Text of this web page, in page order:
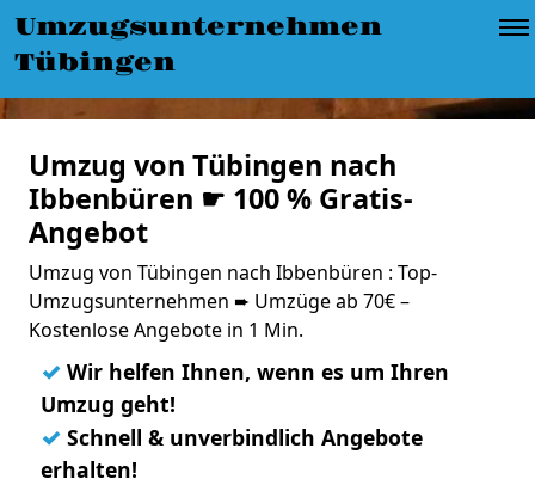
Umzugsunternehmen
Tübingen
Umzug von Tübingen nach
Ibbenbüren ☛ 100 % Gratis-
Angebot
Umzug von Tübingen nach Ibbenbüren : Top-
Umzugsunternehmen ➨ Umzüge ab 70€ –
Kostenlose Angebote in 1 Min.
✓ Wir helfen Ihnen, wenn es um Ihren
Umzug geht!
✓ Schnell & unverbindlich Angebote
erhalten!